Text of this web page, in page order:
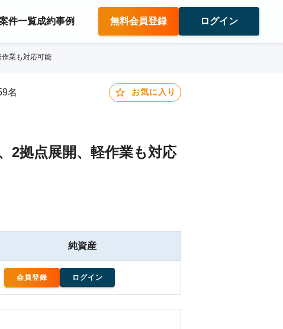
件一覧成約事例 無料会員登録 ログイン
作業も対応可能
名 お気に入り
2拠点展開、軽作業も対応
会員登録 ログイン
純資産